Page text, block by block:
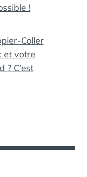
!
Coller
et votre
? C’est